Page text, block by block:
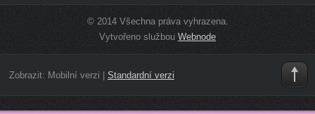
© 2014 Všechna práva vyhrazena.
Vytvořeno službouWebnode
Zobrazit: Mobilní verzi Standardní verzi